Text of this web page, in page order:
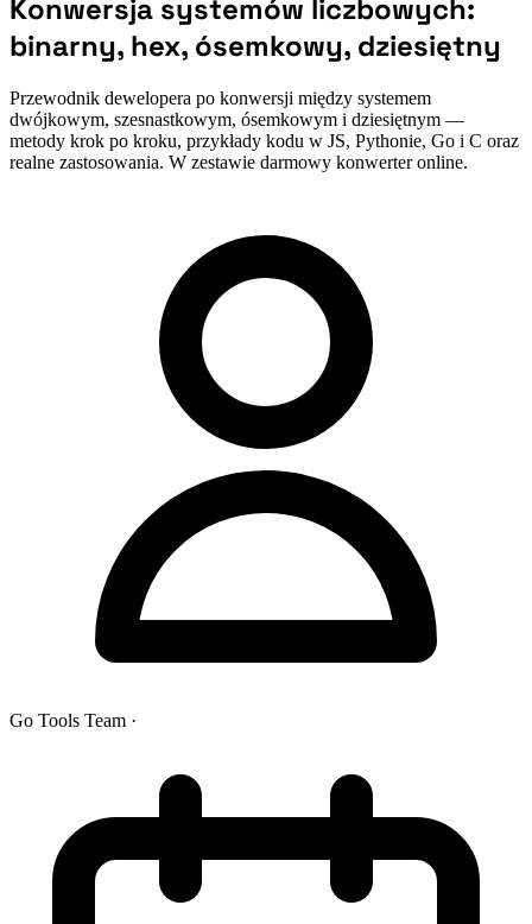
Konwersja systemów liczbowych:
binarny, hex, ósemkowy, dziesiętny
Przewodnik dewelopera po konwersji między systemem
dwójkowym, szesnastkowym, ósemkowym i dziesiętnym —
metody krok po kroku, przykłady kodu w JS, Pythonie, Go i C oraz
realne zastosowania. W zestawie darmowy konwerter online.
Go Tools Team ·